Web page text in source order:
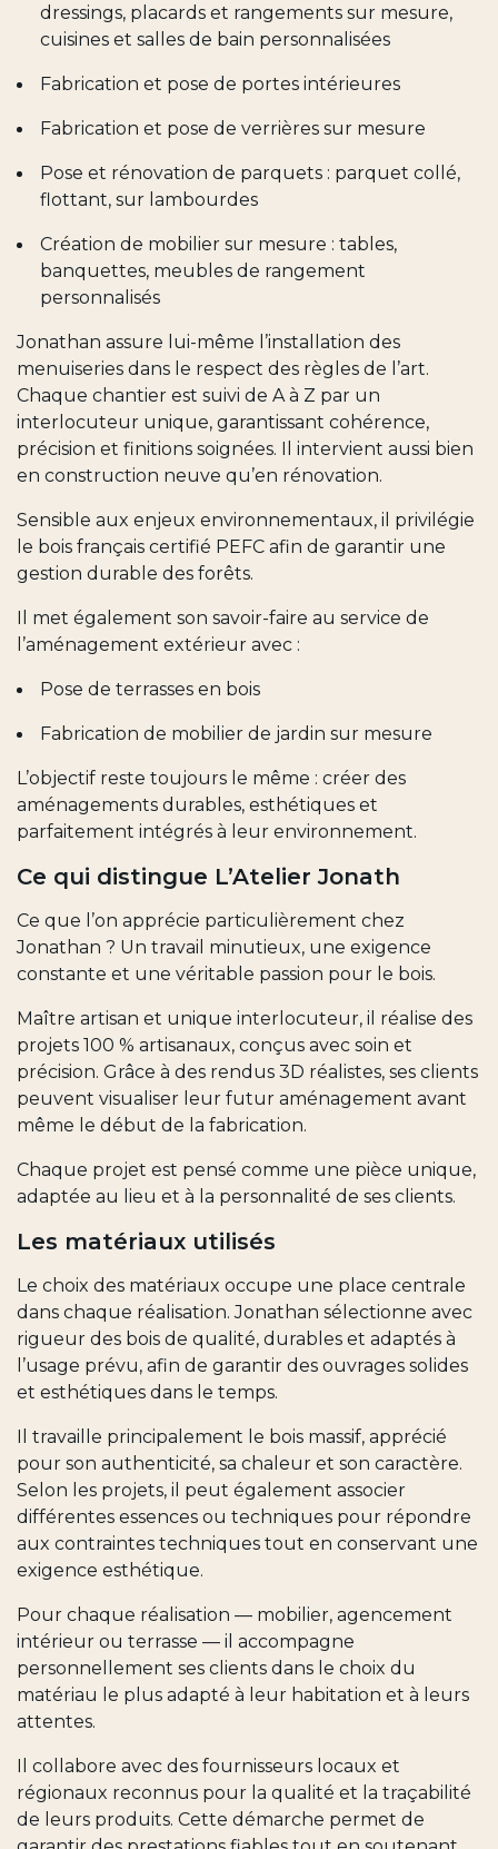
dressings, placards et rangements sur mesure,
cuisines et salles de bain personnalisées
Fabrication et pose de portes intérieures
Fabrication et pose de verrières sur mesure
Pose et rénovation de parquets : parquet collé,
flottant, sur lambourdes
Création de mobilier sur mesure : tables,
banquettes, meubles de rangement
personnalisés
Jonathan assure lui-même l’installation des
menuiseries dans le respect des règles de l’art.
Chaque chantier est suivi de A à Z par un
interlocuteur unique, garantissant cohérence,
précision et finitions soignées. Il intervient aussi bien
en construction neuve qu’en rénovation.
Sensible aux enjeux environnementaux, il privilégie
le bois français certifié PEFC afin de garantir une
gestion durable des forêts.
Il met également son savoir-faire au service de
l’aménagement extérieur avec :
Pose de terrasses en bois
Fabrication de mobilier de jardin sur mesure
L’objectif reste toujours le même : créer des
aménagements durables, esthétiques et
parfaitement intégrés à leur environnement.
Ce qui distingue L’Atelier Jonath
Ce que l’on apprécie particulièrement chez
Jonathan ? Un travail minutieux, une exigence
constante et une véritable passion pour le bois.
Maître artisan et unique interlocuteur, il réalise des
projets 100 % artisanaux, conçus avec soin et
précision. Grâce à des rendus 3D réalistes, ses clients
peuvent visualiser leur futur aménagement avant
même le début de la fabrication.
Chaque projet est pensé comme une pièce unique,
adaptée au lieu et à la personnalité de ses clients.
Les matériaux utilisés
Le choix des matériaux occupe une place centrale
dans chaque réalisation. Jonathan sélectionne avec
rigueur des bois de qualité, durables et adaptés à
l’usage prévu, afin de garantir des ouvrages solides
et esthétiques dans le temps.
Il travaille principalement le bois massif, apprécié
pour son authenticité, sa chaleur et son caractère.
Selon les projets, il peut également associer
différentes essences ou techniques pour répondre
aux contraintes techniques tout en conservant une
exigence esthétique.
Pour chaque réalisation — mobilier, agencement
intérieur ou terrasse — il accompagne
personnellement ses clients dans le choix du
matériau le plus adapté à leur habitation et à leurs
attentes.
Il collabore avec des fournisseurs locaux et
régionaux reconnus pour la qualité et la traçabilité
de leurs produits. Cette démarche permet de